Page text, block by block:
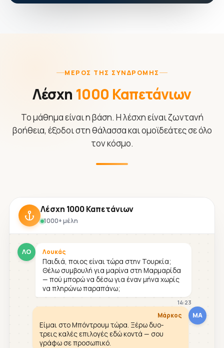
ΜΈΡΟΣ ΤΗΣ ΣΥΝΔΡΟΜΉΣ
Λέσχη 1000 Καπετάνιων
Το μάθημα είναι η βάση. Η λέσχη είναι ζωντανή
βοήθεια, έξοδοι στη θάλασσα και ομοϊδεάτες σε όλο
τον κόσμο.
Λέσχη 1000 Καπετάνιων
1000+ μέλη
ΛΟ Λουκάς
Παιδιά, ποιος είναι τώρα στην Τουρκία;
Θέλω συμβουλή για μαρίνα στη Μαρμαρίδα
— πού μπορώ να δέσω για έναν μήνα χωρίς
να πληρώνω παραπάνω;
14:23
ΜΑ
Μάρκος
Είμαι στο Μπόντρουμ τώρα. Ξέρω δυο-
τρεις καλές επιλογές εδώ κοντά — σου
γράφω σε προσωπικό.